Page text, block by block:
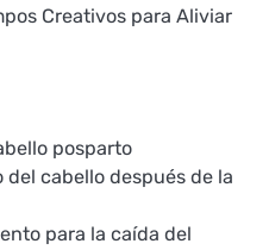
Creativos para Aliviar
posparto
del cabello después de la
para la caída del